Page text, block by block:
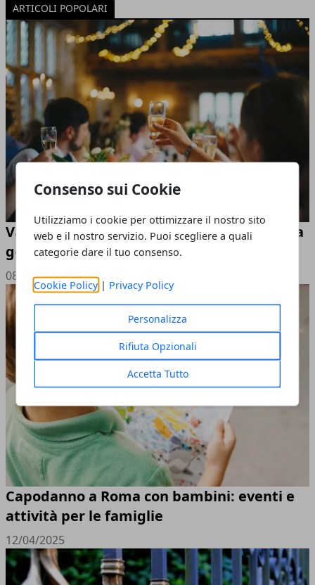
Consenso sui Cookie
Utilizziamo i cookie per ottimizzare il nostro sito
web e il nostro servizio. Puoi scegliere a quali
categorie dare il tuo consenso.
Cookie Policy | Privacy Policy
Personalizza
Rifiuta Opzionali
Accetta Tutto
ARTICOLI POPOLARI
Vantaggi di affidarsi a professionisti per la
gestione di un evento complesso
08/08/2025
Capodanno a Roma con bambini: eventi e
attività per le famiglie
12/04/2025